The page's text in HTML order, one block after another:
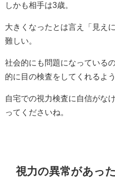
しかも相手は3歳。
大きくなったとは言え「見え
難しい。
社会的にも問題になっている
的に目の検査をしてくれるよ
自宅での視力検査に自信がな
ってくださいね。
視力の異常があっ